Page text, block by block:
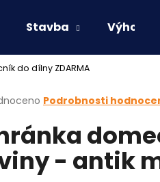
Stavba Výhodné
do dílny ZDARMA
Podrobnosti
- antik
HLEDAT